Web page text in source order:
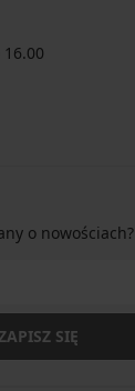
o nowościach?
ZAPISZ SIĘ